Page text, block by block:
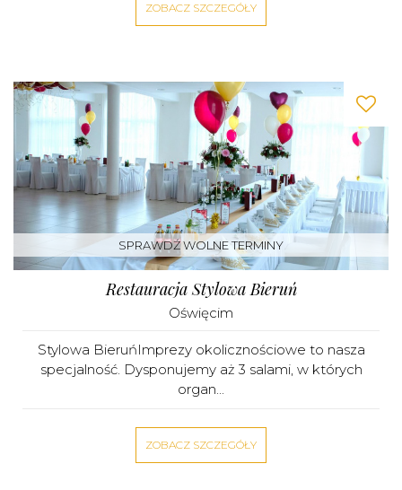
ZOBACZ SZCZEGÓŁY
SPRAWDŹ WOLNE TERMINY
Restauracja Stylowa Bieruń
Oświęcim
Stylowa BieruńImprezy okolicznościowe to nasza
specjalność. Dysponujemy aż 3 salami, w których
organ...
ZOBACZ SZCZEGÓŁY